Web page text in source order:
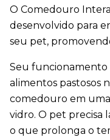
O Comedouro
desenvolvido para
seu pet,
Seu funcionamento
alimentos pastosos
comedouro em uma
vidro. O pet precisa
o que prolonga o